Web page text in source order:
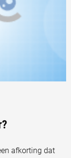
afkorting dat